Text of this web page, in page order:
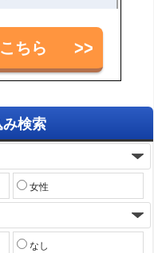
ちら
検索
女性
なし